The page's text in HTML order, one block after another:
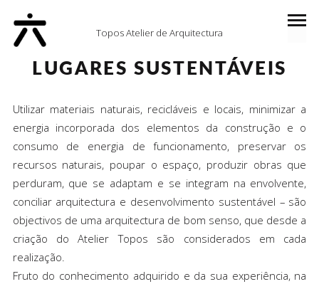
Topos Atelier de Arquitectura
LUGARES SUSTENTÁVEIS
Utilizar materiais naturais, recicláveis e locais, minimizar a
energia incorporada dos elementos da construção e o
consumo de energia de funcionamento, preservar os
recursos naturais, poupar o espaço, produzir obras que
perduram, que se adaptam e se integram na envolvente,
conciliar arquitectura e desenvolvimento sustentável – são
objectivos de uma arquitectura de bom senso, que desde a
criação do Atelier Topos são considerados em cada
realização.
Fruto do conhecimento adquirido e da sua experiência, na